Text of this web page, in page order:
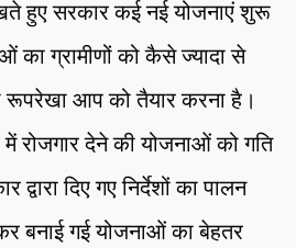
हुए सरकार कई नई योजनाएं शुरू
का ग्रामीणों को कैसे ज्यादा से
रूपरेखा आप को तैयार करना है।
रोजगार देने की योजनाओं को गति
दिए गए निर्देशों का पालन
बनाई गई योजनाओं का बेहतर